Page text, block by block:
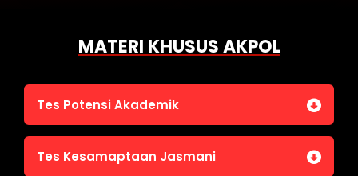
MATERI KHUSUS AKPOL
Tes Potensi Akademik
Bahasa Indonesia
Tes Kesamaptaan Jasmani